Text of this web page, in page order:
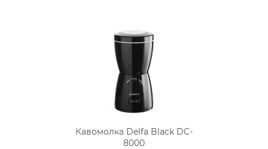
Кавомолка Delfa Black DC-
8000